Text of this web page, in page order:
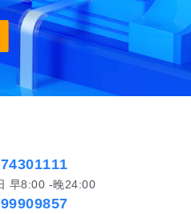
早8:00 -晚24:00